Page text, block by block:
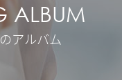
ALBUM
アルバム